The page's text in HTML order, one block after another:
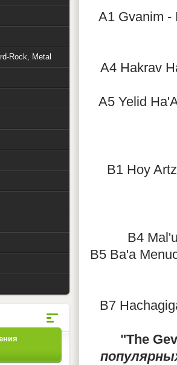
A1 Gvanim -
A4 Hakrav
A5 Yelid
B1 Hoy
B4
B5 Ba'a
B7
"The
Rock, Metal